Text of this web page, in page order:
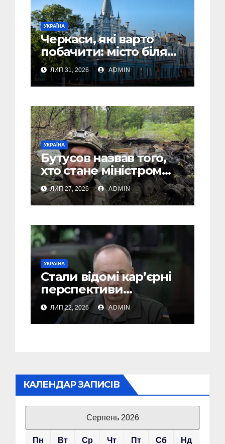
УКРАЇНА
Черкаси, які варто
побачити: місто біля
Дніпра, зелені парки
та місця з особливою
атмосферою
ЛИП 31, 2026 ADMIN
УКРАЇНА
Бутусов назвав того,
хто стане міністром
оборони України, і
пояснив, чому інакше
не може бути
ЛИП 27, 2026 ADMIN
УКРАЇНА
Стали відомі кар’єрні
перспективи
Сирського після
звільнення з посади
Головкому ВСУ
ЛИП 22, 2026 ADMIN
КАЛЕНДАР ЗАПИСІВ
Серпень 2026
Пн Вт Ср Чт Пт Сб Нд